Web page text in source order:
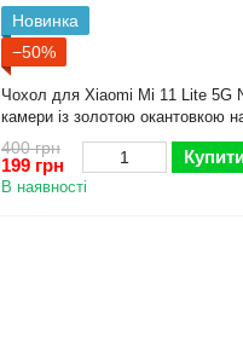
Новинка
−50%
Чохол для Xiaomi Mi 11 Lite 5G
камери із золотою окантовкою
не пудровий gs1
400 грн
199 грн
В наявності